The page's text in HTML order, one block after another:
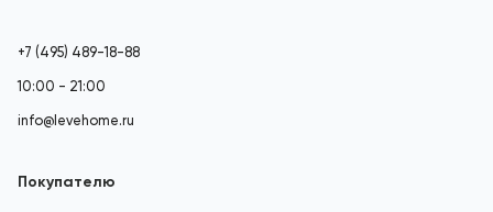
+7 (495) 489-18-88
10:00 - 21:00
info@levehome.ru
Покупателю